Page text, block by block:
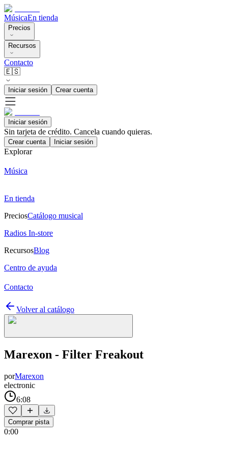
MúsicaEn tienda
Precios
Recursos
Contacto
🇪🇸
Iniciar sesión Crear cuenta
Iniciar sesión
Sin tarjeta de crédito. Cancela cuando quieras.
Crear cuenta Iniciar sesión
Explorar
Música
En tienda
PreciosCatálogo musical
Radios In-store
RecursosBlog
Centro de ayuda
Contacto
Volver al catálogo
Marexon - Filter Freakout
porMarexon
electronic
6:08
Comprar pista
0:00